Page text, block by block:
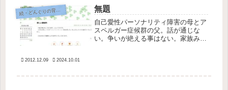
れ...
続
・どんぐりの背比べ 無題
自己愛性パーソナリティ障害の母とア
スペルガー症候群の父。話が通じな
い。争いが絶える事はない。家族みん
2012.12.09 2024.10.01